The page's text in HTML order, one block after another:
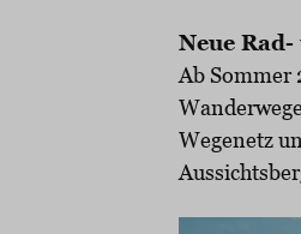
Neue
Ab Sommer
Wegenetz